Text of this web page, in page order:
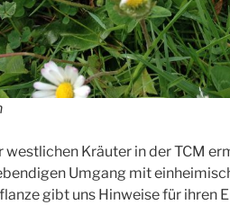
westlichen Kräuter in der TCM
Umgang mit
gibt uns Hinweise für ihren